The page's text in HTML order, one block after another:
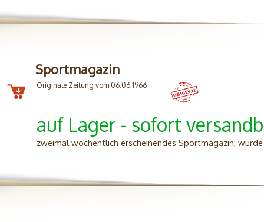
Sportmagazin
Originale Zeitung vom 06.06.1966
auf Lager - sofort
zweimal wöchentlich erscheinendes Sportmagazin,